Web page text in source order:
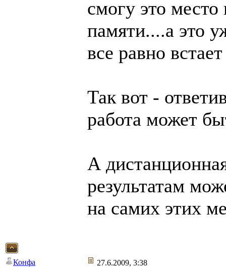
смогу это
памяти....а это
все равно
Так вот -
работа может
А
результатам
на самих этих
Конфа 27.6.2009, 3:38